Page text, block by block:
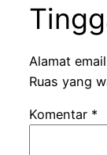
Alamat
Ruas yang
Komentar *